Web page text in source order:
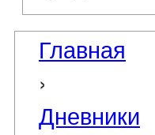
Главная
›
Дневники